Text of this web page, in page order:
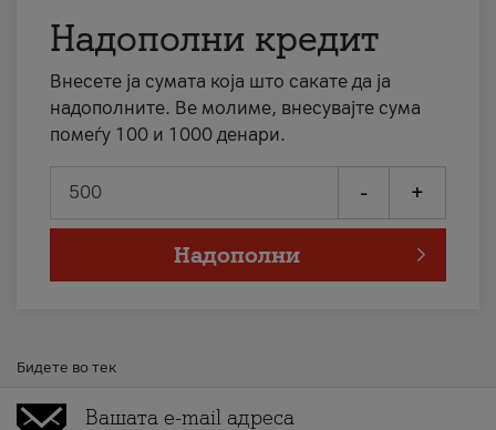
Надополни кредит
Внесете ја сумата која што сакате да ја
надополните. Ве молиме, внесувајте сума
помеѓу 100 и 1000 денари.
- +
Надополни
Бидете во тек